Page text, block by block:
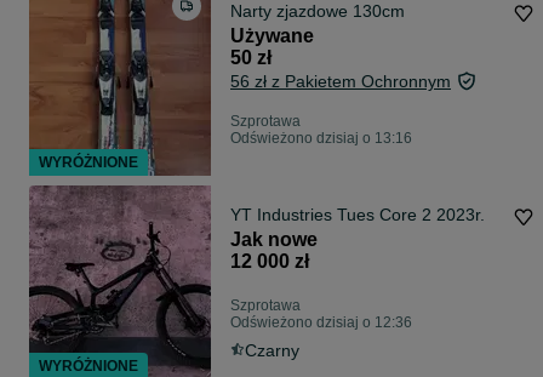
Narty zjazdowe 130cm
Używane
50 zł
56 zł z Pakietem Ochronnym
Szprotawa
Odświeżono dzisiaj o 13:16
YT Industries Tues Core 2 2023r.
Jak nowe
12 000 zł
Szprotawa
Odświeżono dzisiaj o 12:36
Czarny
WYRÓŻNIONE
WYRÓŻNIONE